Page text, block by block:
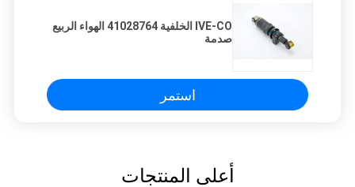
IVE-CO الخلفية 41028764 الهواء الربيع
صدمة
استمر
أعلى المنتجات